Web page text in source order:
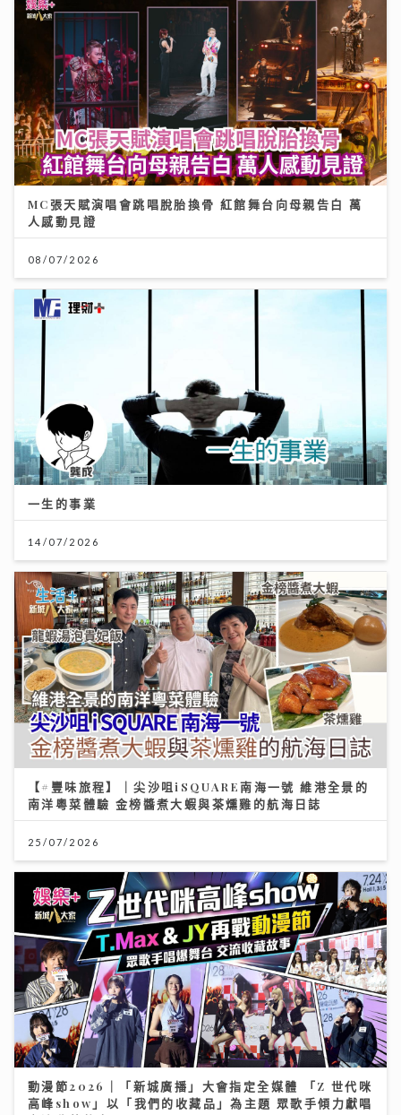
MC張天賦演唱會跳唱脫胎換骨 紅館舞台向母親告白 萬
人感動見證
08/07/2026
一生的事業
14/07/2026
【#豐味旅程】｜尖沙咀iSQUARE南海一號 維港全景的
南洋粵菜體驗 金榜醬煮大蝦與茶燻雞的航海日誌
25/07/2026
動漫節2026｜「新城廣播」大會指定全媒體 「Z 世代咪
高峰show」以「我們的收藏品」為主題 眾歌手傾力獻唱